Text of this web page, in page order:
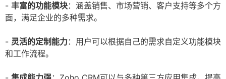
- 丰富的功能模块：涵盖销售、市场营销、客户支持等多个方
面，满足企业的多种需求。
- 灵活的定制能力：用户可以根据自己的需求自定义功能模块
和工作流程。